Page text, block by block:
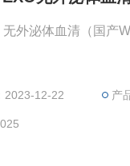
2023-12-22 产